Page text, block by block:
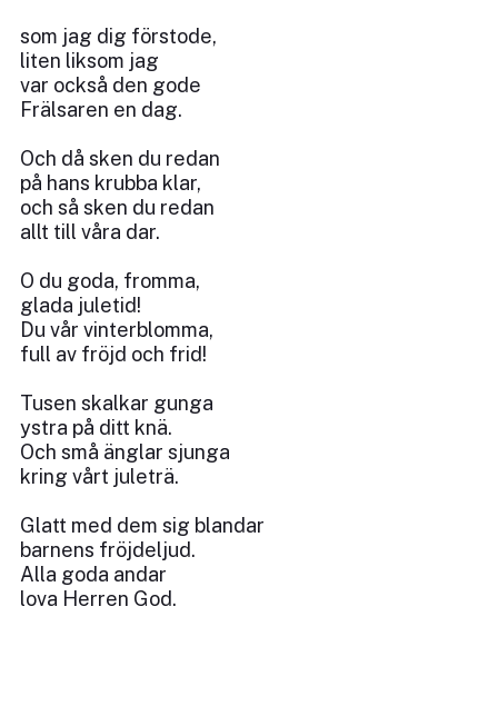
som jag dig förstode,
liten liksom jag
var också den gode
Frälsaren en dag.
Och då sken du redan
på hans krubba klar,
och så sken du redan
allt till våra dar.
O du goda, fromma,
glada juletid!
Du vår vinterblomma,
full av fröjd och frid!
Tusen skalkar gunga
ystra på ditt knä.
Och små änglar sjunga
kring vårt juleträ.
Glatt med dem sig blandar
barnens fröjdeljud.
Alla goda andar
lova Herren God.